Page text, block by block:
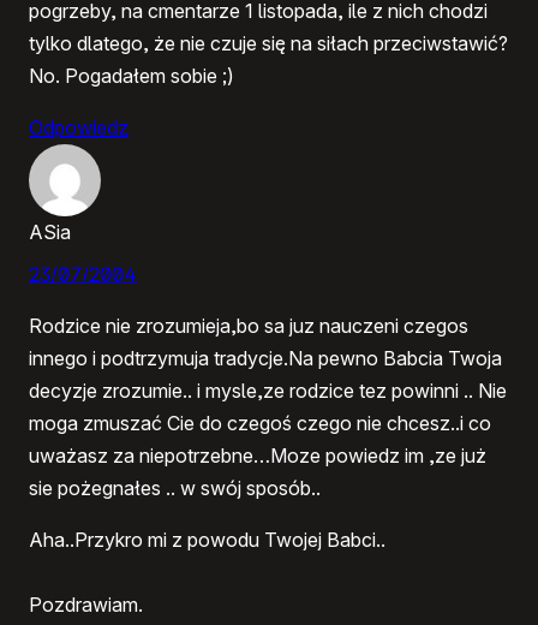
pogrzeby, na cmentarze 1 listopada, ile z nich chodzi
tylko dlatego, że nie czuje się na siłach przeciwstawić?
No. Pogadałem sobie ;)
Odpowiedz
ASia
23/07/2004
Rodzice nie zrozumieja,bo sa juz nauczeni czegos
innego i podtrzymuja tradycje.Na pewno Babcia Twoja
decyzje zrozumie.. i mysle,ze rodzice tez powinni .. Nie
moga zmuszać Cie do czegoś czego nie chcesz..i co
uważasz za niepotrzebne…Moze powiedz im ,ze już
sie pożegnałes .. w swój sposób..
Aha..Przykro mi z powodu Twojej Babci..
Pozdrawiam.